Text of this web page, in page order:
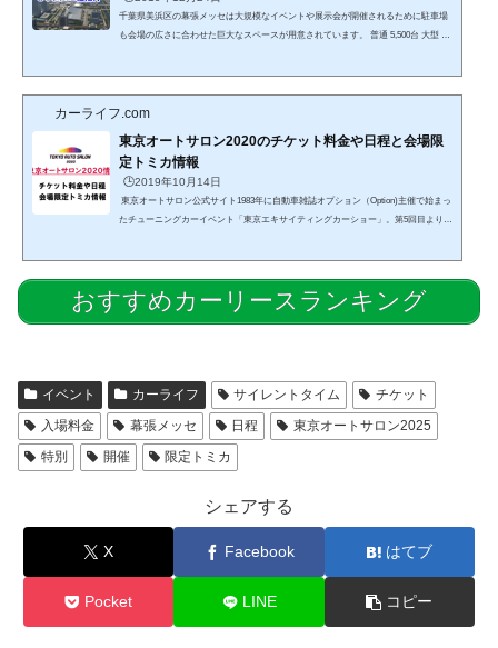
千葉県美浜区の幕張メッセは大規模なイベントや展示会が開催されるために駐車場
も会場の広さに合わせた巨大なスペースが用意されています。 普通 5,500台 大型 12
ます。また車が無事駐車できても、今度は駐車場から出る渋滞に巻き込まれること
カーライフ.com
東京オートサロン2020のチケット料金や日程と会場限
定トミカ情報
🕒️2019年10月14日
東京オートサロン公式サイト1983年に自動車雑誌オプション（Option)主催で始まっ
たチューニングカーイベント「東京エキサイティングカーショー」。第5回目より現
なっています。この来場者数の増加はアジア全体規模でのカスタムカー人気によっ
て海外から来場者も増えていることも要因です。東...
おすすめカーリースランキング
イベント カーライフ サイレントタイム
チケット
入場料金
幕張メッセ 日程
東京オートサロン2025
特別
開催 限定トミカ
シェアする
X Facebook はてブ
Pocket LINE コピー